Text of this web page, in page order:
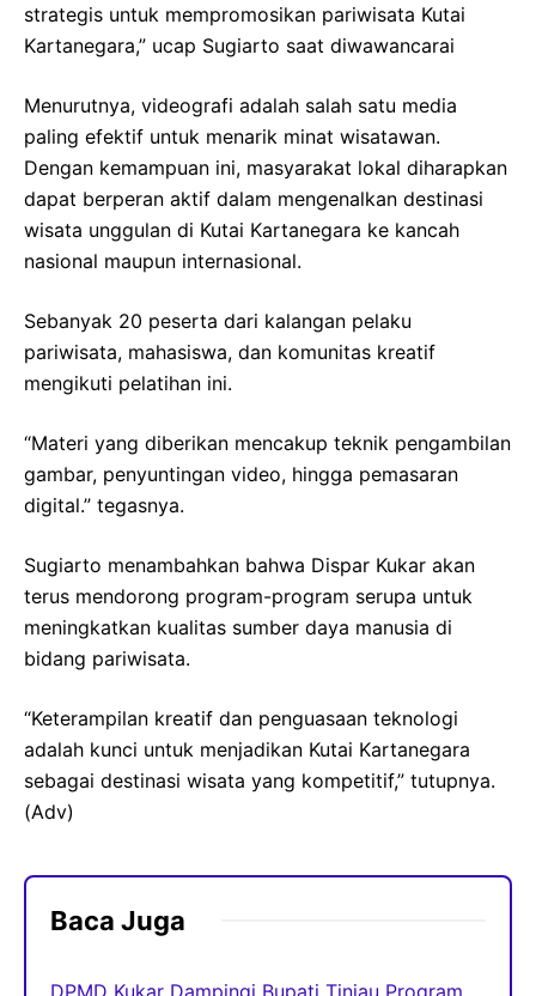
strategis untuk mempromosikan pariwisata Kutai
Kartanegara,” ucap Sugiarto saat diwawancarai
Menurutnya, videografi adalah salah satu media
paling efektif untuk menarik minat wisatawan.
Dengan kemampuan ini, masyarakat lokal diharapkan
dapat berperan aktif dalam mengenalkan destinasi
wisata unggulan di Kutai Kartanegara ke kancah
nasional maupun internasional.
Sebanyak 20 peserta dari kalangan pelaku
pariwisata, mahasiswa, dan komunitas kreatif
mengikuti pelatihan ini.
“Materi yang diberikan mencakup teknik pengambilan
gambar, penyuntingan video, hingga pemasaran
digital.” tegasnya.
Sugiarto menambahkan bahwa Dispar Kukar akan
terus mendorong program-program serupa untuk
meningkatkan kualitas sumber daya manusia di
bidang pariwisata.
“Keterampilan kreatif dan penguasaan teknologi
adalah kunci untuk menjadikan Kutai Kartanegara
sebagai destinasi wisata yang kompetitif,” tutupnya.
(Adv)
Baca Juga
DPMD Kukar Dampingi Bupati Tinjau Program